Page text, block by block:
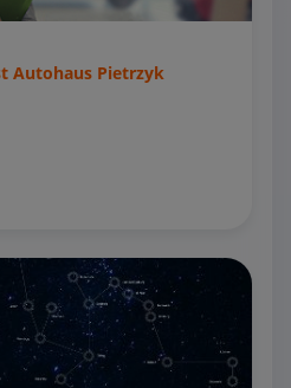
Autohaus Pietrzyk